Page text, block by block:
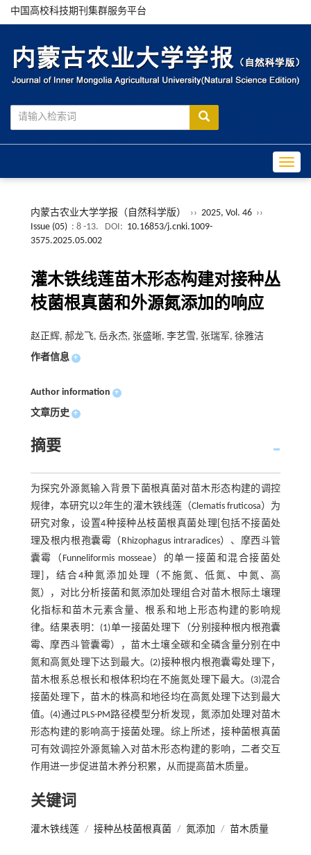
中国高校科技期刊集群服务平台
内蒙古农业大学学报（自然科学版） ›› 2025, Vol. 46 ››
Issue (05) : 8 -13. DOI: 10.16853/j.cnki.1009-
3575.2025.05.002
灌木铁线莲苗木形态构建对接种丛
枝菌根真菌和外源氮添加的响应
赵正辉, 郝龙飞, 岳永杰, 张盛晰, 李艺雪, 张瑞军, 徐雅洁
作者信息 +
Author information +
文章历史 +
摘要
为探究外源氮输入背景下菌根真菌对苗木形态构建的调控
规律，本研究以2年生的灌木铁线莲（Clematis fruticosa）为
研究对象，设置4种接种丛枝菌根真菌处理[包括不接菌处
理及根内根孢囊霉（Rhizophagus intraradices）、摩西斗管
囊霉（Funneliformis mosseae）的单一接菌和混合接菌处
理]，结合4种氮添加处理（不施氮、低氮、中氮、高
氮），对比分析接菌和氮添加处理组合对苗木根际土壤理
化指标和苗木元素含量、根系和地上形态构建的影响规
律。结果表明：(1)单一接菌处理下（分别接种根内根孢囊
霉、摩西斗管囊霉），苗木土壤全碳和全磷含量分别在中
氮和高氮处理下达到最大。(2)接种根内根孢囊霉处理下，
苗木根系总根长和根体积均在不施氮处理下最大。(3)混合
接菌处理下，苗木的株高和地径均在高氮处理下达到最大
值。(4)通过PLS-PM路径模型分析发现，氮添加处理对苗木
形态构建的影响高于接菌处理。综上所述，接种菌根真菌
可有效调控外源氮输入对苗木形态构建的影响，二者交互
作用进一步促进苗木养分积累，从而提高苗木质量。
关键词
灌木铁线莲 / 接种丛枝菌根真菌 / 氮添加 / 苗木质量